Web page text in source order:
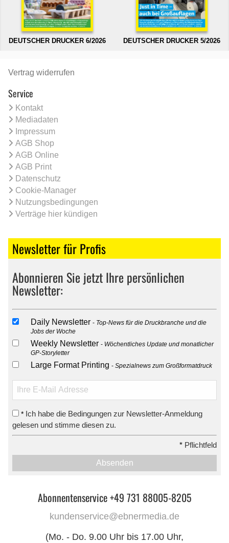
DEUTSCHER DRUCKER 6/2026 DEUTSCHER DRUCKER 5/2026
Vertrag widerrufen
Service
Kontakt
Mediadaten
Impressum
AGB Shop
AGB Online
AGB Print
Datenschutz
Cookie-Manager
Nutzungsbedingungen
Verträge hier kündigen
Newsletter für Profis
Abonnieren Sie jetzt Ihre persönlichen
Newsletter:
Daily Newsletter
Top-News für die Druckbranche und die
Jobs der Woche
Weekly Newsletter
Wöchentliches Update und monatlicher
GP-Storyletter
Large Format Printing Spezialnews zum Großformatdruck
* Ich habe die Bedingungen zur Newsletter-Anmeldung
gelesen und stimme diesen zu.
* Pflichtfeld
Absenden
Abonnentenservice +49 731 88005-8205
kundenservice@ebnermedia.de
(Mo. - Do. 9.00 Uhr bis 17.00 Uhr,